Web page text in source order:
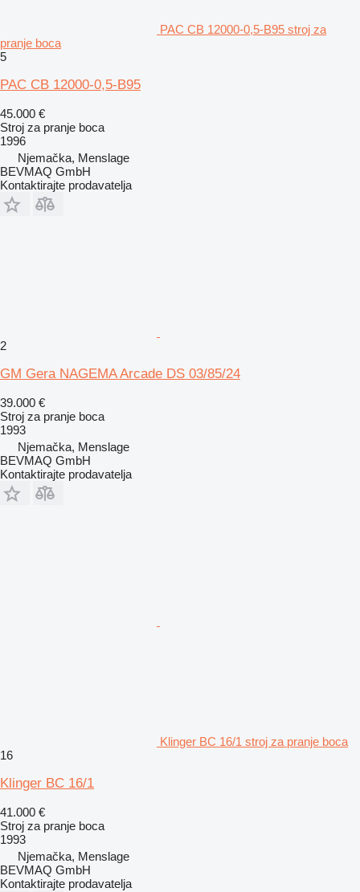
PAC CB 12000-0,5-B95 stroj za
pranje boca
5
PAC CB 12000-0,5-B95
45.000 €
Stroj za pranje boca
1996
Njemačka, Menslage
BEVMAQ GmbH
Kontaktirajte prodavatelja
2
GM Gera NAGEMA Arcade DS 03/85/24
39.000 €
Stroj za pranje boca
1993
Njemačka, Menslage
BEVMAQ GmbH
Kontaktirajte prodavatelja
Klinger BC 16/1 stroj za pranje boca
16
Klinger BC 16/1
41.000 €
Stroj za pranje boca
1993
Njemačka, Menslage
BEVMAQ GmbH
Kontaktirajte prodavatelja